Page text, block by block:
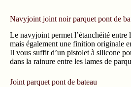
Navyjoint joint noir parquet pont de
Le navyjoint permet l’étanchéité entre
mais également une finition originale
Il vous suffit d’un pistolet à silicone
dans la rainure entre les lames de
Joint parquet pont de bateau